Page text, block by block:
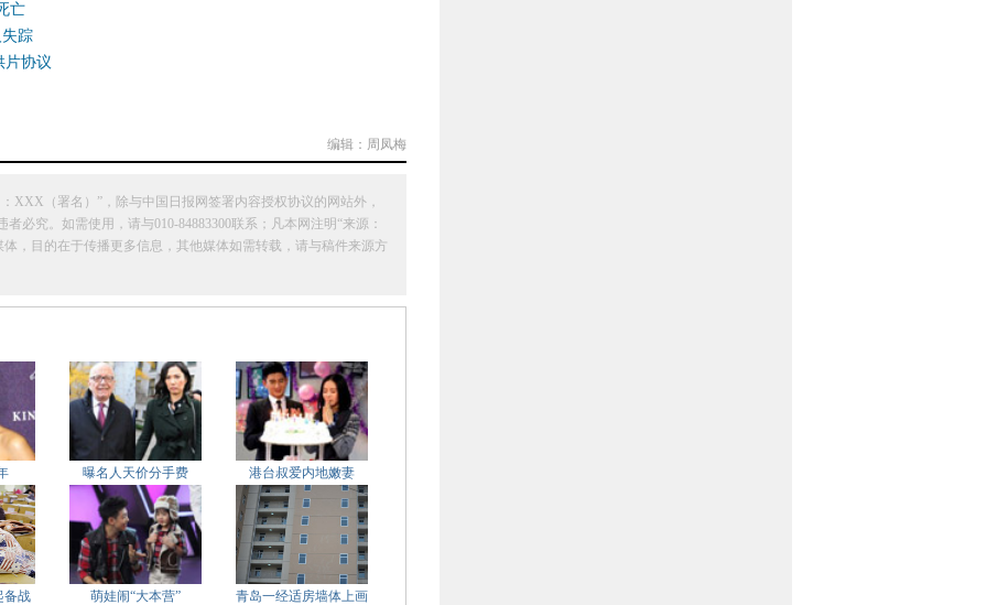
亡
踪
片协议
编辑：周凤梅
XXX（署名）”，除与中国日报网签署内容授权协议的网站外，
必究。如需使用，请与010-84883300联系；凡本网注明“来源：
，目的在于传播更多信息，其他媒体如需转载，请与稿件来源方
曝名人天价分手费 港台叔爱内地嫩妻
备战 萌娃闹“大本营”
青岛一经适房墙体上画